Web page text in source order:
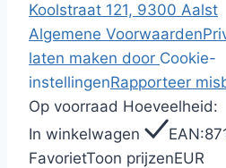
Koolstraat 121, 9300 Aalst
Algemene Voorwaarden
laten maken door Cookie-
instellingenRapporteer
Op voorraad Hoeveelheid:
In winkelwagen
EAN:
FavorietToon prijzenEUR